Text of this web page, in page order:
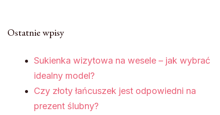
Ostatnie wpisy
Sukienka wizytowa na wesele – jak wybrać
idealny model?
Czy złoty łańcuszek jest odpowiedni na
prezent ślubny?